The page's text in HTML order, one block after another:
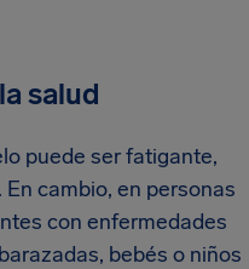
salud
puede ser fatigante,
cambio, en personas
con enfermedades
bebés o niños